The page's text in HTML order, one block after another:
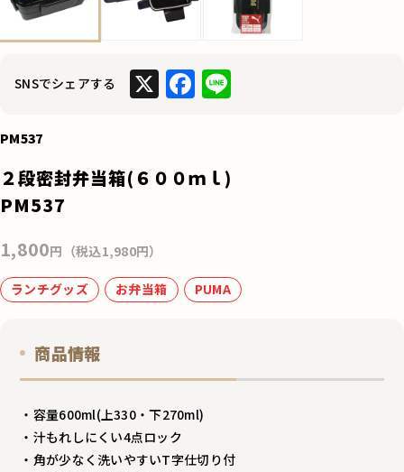
SNSでシェアする X F
e
k
Li
PM537
２段密封弁当箱(６００ｍｌ)
PM537
1,800円（税込1,980円）
ランチグッズ お弁当箱 PUMA
商品情報
・容量600ml(上330・下270ml)
・汁もれしにくい4点ロック
・角が少なく洗いやすいT字仕切り付